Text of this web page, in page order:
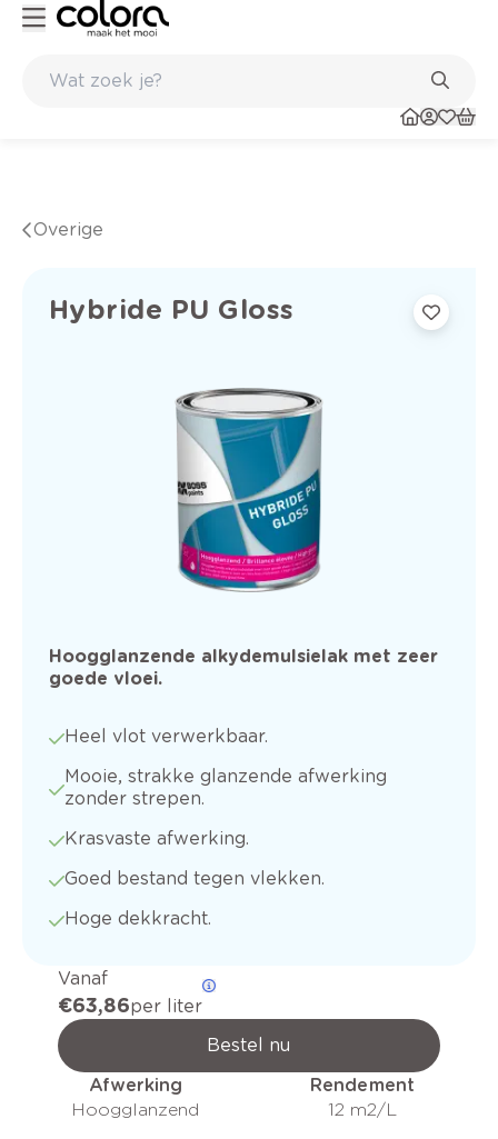
Overige
Hybride PU Gloss
Hoogglanzende alkydemulsielak met zeer
goede vloei.
Heel vlot verwerkbaar.
Mooie, strakke glanzende afwerking
zonder strepen.
Krasvaste afwerking.
Goed bestand tegen vlekken.
Hoge dekkracht.
Vanaf
€ 63,86per liter
Bestel nu
Afwerking
Hoogglanzend
Rendement
12 m2/L